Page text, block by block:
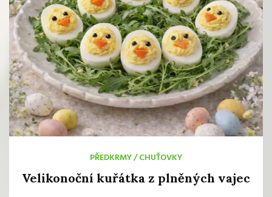
PŘEDKRMY/CHUŤOVKY
Velikonoční kuřátka z plněných vajec